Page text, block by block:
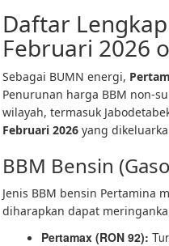
Daftar
Februari 2026
Sebagai BUMN energi,
Penurunan harga BBM non-
wilayah, termasuk
Februari 2026 yang
BBM Bensin
Jenis BBM bensin Pertamina
diharapkan dapat
Pertamax (RON 92):